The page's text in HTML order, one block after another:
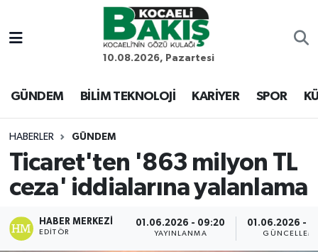
10.08.2026, Pazartesi
GÜNDEM BİLİM TEKNOLOJİ KARİYER SPOR
HABERLER GÜNDEM
Ticaret'ten '863 milyon TL
ceza' iddialarına yalanlama
HABER MERKEZI
EDITÖR
01.06.2026 - 09:20
YAYINLANMA
01.06.2026 -
Kocaeli Nöbetçi Eczaneler
Kocaeli Hava Durumu
Süper Lig Puan Durumu ve Fikstür
Tüm Manşetler
Son Dakika Haberleri